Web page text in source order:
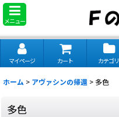
メニュー
マイページ カート カテゴリ
ホーム > アヴァシンの帰還 >多色
多色